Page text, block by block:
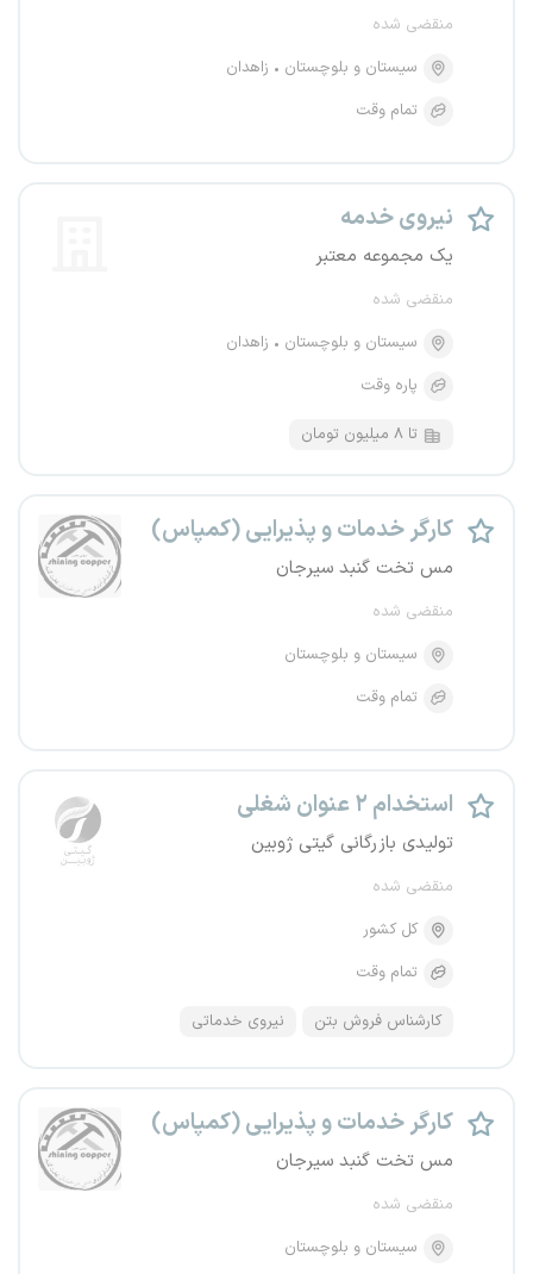
منقضی شده
سیستان و بلوچستان
زاهدان
تمام وقت
نیروی خدمه
یک مجموعه معتبر
منقضی شده
سیستان و بلوچستان
زاهدان
پاره وقت
تا ۸ میلیون تومان
کارگر خدمات و پذیرایی (کمپاس)
مس تخت گنبد سیرجان
منقضی شده
سیستان و بلوچستان
تمام وقت
استخدام ۲ عنوان شغلی
تولیدی بازرگانی گیتی ژوبین
منقضی شده
کل کشور
تمام وقت
کارشناس فروش بتن نیروی خدماتی
کارگر خدمات و پذیرایی (کمپاس)
مس تخت گنبد سیرجان
منقضی شده
سیستان و بلوچستان